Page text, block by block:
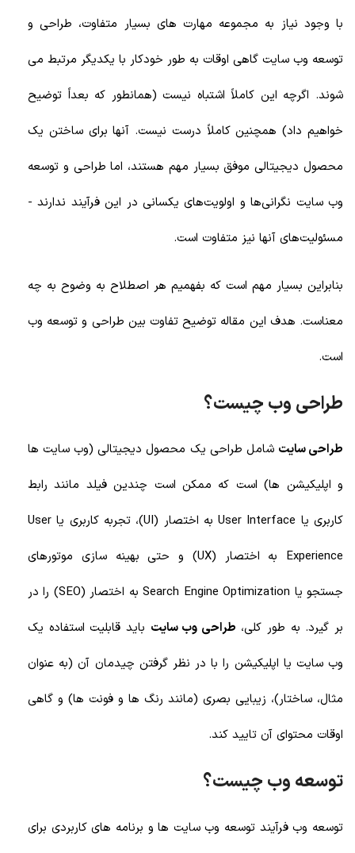
با وجود نیاز به مجموعه مهارت های بسیار متفاوت، طراحی و
توسعه وب سایت گاهی اوقات به طور خودکار با یکدیگر مرتبط می
شوند. اگرچه این کاملاً اشتباه نیست (همانطور که بعداً توضیح
خواهیم داد) همچنین کاملاً درست نیست. آنها برای ساختن یک
محصول دیجیتالی موفق بسیار مهم هستند، اما طراحی و توسعه
وب سایت نگرانی‌ها و اولویت‌های یکسانی در این فرآیند ندارند -
مسئولیت‌های آنها نیز متفاوت است.
بنابراین بسیار مهم است که بفهمیم هر اصطلاح به وضوح به چه
معناست. هدف این مقاله توضیح تفاوت بین طراحی و توسعه وب
است.
طراحی وب چیست؟
طراحی سایت شامل طراحی یک محصول دیجیتالی (وب سایت ها
و اپلیکیشن ها) است که ممکن است چندین فیلد مانند رابط
کاربری یا User Interface به اختصار (UI)، تجربه کاربری یا User
Experience به اختصار (UX) و حتی بهینه سازی موتورهای
جستجو یا Search Engine Optimization به اختصار (SEO) را در
بر گیرد. به طور کلی، طراحی وب سایت باید قابلیت استفاده یک
وب سایت یا اپلیکیشن را با در نظر گرفتن چیدمان آن (به عنوان
مثال، ساختار)، زیبایی بصری (مانند رنگ ها و فونت ها) و گاهی
اوقات محتوای آن تایید کند.
توسعه وب چیست؟
توسعه وب فرآیند توسعه وب سایت ها و برنامه های کاربردی برای